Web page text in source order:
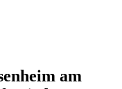
am